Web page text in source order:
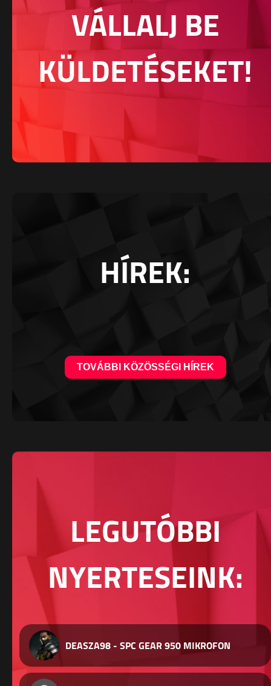
VÁLLALJ BE
KÜLDETÉSEKET!
HÍREK:
TOVÁBBI KÖZÖSSÉGI HÍREK
LEGUTÓBBI
NYERTESEINK:
DEASZA98 - SPC GEAR 950 MIKROFON